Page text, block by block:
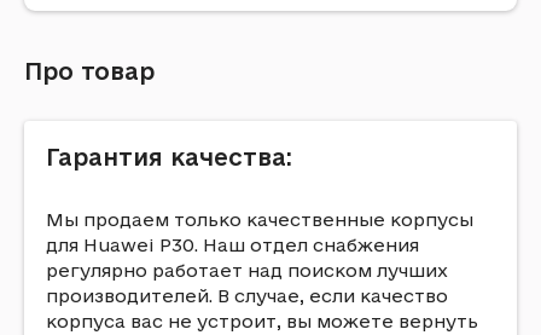
Про товар
Гарантия качества:
Мы продаем только качественные корпусы
для Huawei P30. Наш отдел снабжения
регулярно работает над поиском лучших
производителей. В случае, если качество
корпуса вас не устроит, вы можете вернуть